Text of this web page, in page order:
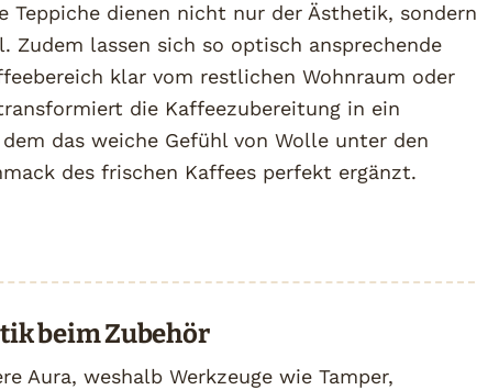
Teppiche dienen nicht nur der Ästhetik, sondern
Zudem lassen sich so optisch ansprechende
klar vom restlichen Wohnraum oder
die Kaffeezubereitung in ein
das weiche Gefühl von Wolle unter den
des frischen Kaffees perfekt ergänzt.
beim Zubehör
Aura, weshalb Werkzeuge wie Tamper,